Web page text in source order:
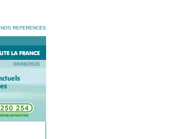
NOS REFERENCES
06/08/2026